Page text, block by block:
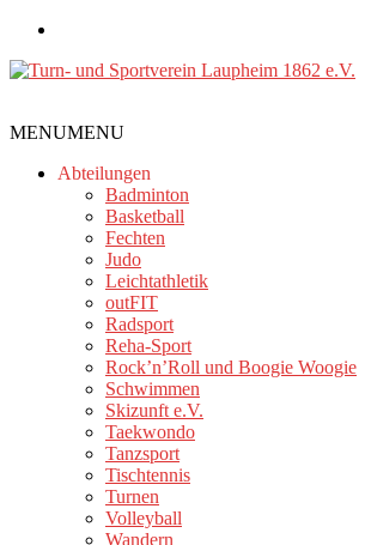
Zum
springen
und
Sportverein
Laupheim
MENUMENU
Abteilungen
Badminton
Basketball
Fechten
Judo
Leichtathletik
outFIT
Radsport
Reha-Sport
Rock’n’Roll und Boogie Woogie
Schwimmen
Skizunft e.V.
Taekwondo
Tanzsport
Tischtennis
Turnen
Volleyball
Wandern